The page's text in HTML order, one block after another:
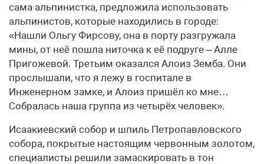
сама альпинистка, предложила использовать
альпинистов, которые находились в городе:
«Нашли Ольгу Фирсову, она в порту разгружала
мины, от неё пошла ниточка к её подруге – Алле
Пригожевой. Третьим оказался Алоиз Земба. Они
прослышали, что я лежу в госпитале в
Инженерном замке, и Алоиз пришёл ко мне…
Собралась наша группа из четырёх человек».
Исаакиевский собор и шпиль Петропавловского
собора, покрытые настоящим червонным золотом,
специалисты решили замаскировать в тон